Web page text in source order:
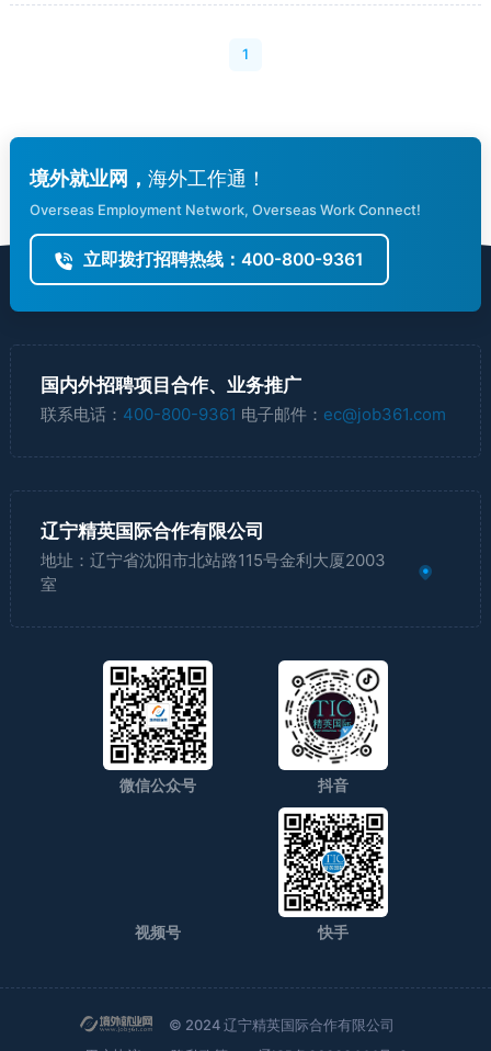
1
境外就业网， 海外工作通！
Overseas Employment Network, Overseas Work Connect!
立即拨打招聘热线：400-800-9361
国内外招聘项目合作、业务推广
联系电话： 400-800-9361 电子邮件： ec@job361.com
辽宁精英国际合作有限公司
地址：辽宁省沈阳市北站路115号金利大厦2003
室
微信公众号
视频号
抖音
快手
© 2024 辽宁精英国际合作有限公司